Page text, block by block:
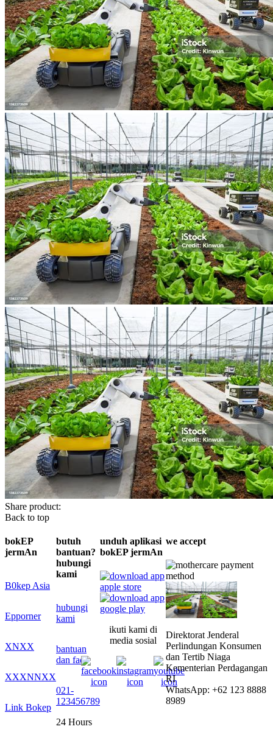
Share product:
Back to top
bokEP
jermAn
B0kep Asia
Epporner
XNXX
XXXNNXX
Link Bokep
butuh
bantuan?
hubungi
kami
hubungi
kami
bantuan
dan faq
021-
123456789
24 Hours
unduh aplikasi
bokEP jermAn
ikuti kami di
media sosial
we accept
Direktorat Jenderal
Perlindungan Konsumen
dan Tertib Niaga
Kementerian Perdagangan
RI
WhatsApp: +62 123 8888
8989